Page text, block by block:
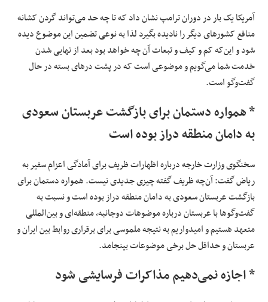
آمریکا یک بار در دوران ترامپ نشان داد که تا چه حد می‌تواند گردن کشانه
منافع کشورهای دیگر را نادیده بگیرد لذا به نوعی تضمین این موضوع دیده
شود و این‌که کم و کیف و تبعات آن چه خواهد بود بعد از نهایی شدن
خدمت شما می‌گویم و موضوعی است که در پشت درهای بسته در حال
گفت‌وگو است.
* همواره دستمان برای بازگشت عربستان سعودی
به دامان منطقه دراز بوده است
سخنگوی وزارت خارجه درباره اظهارات ظریف برای آمادگی اعزام سفیر به
ریاض گفت: آن‌چه ظریف گفته چیزی جدیدی نیست. همواره دستمان برای
بازگشت عربستان سعودی به دامان منطقه دراز بوده است و نسبت به
گفت‌وگوها با عربستان درباره موضوهات دوجانبه، منطقه‌ای و بین‌المللی
متعهد هستیم و امیدواریم به نتیجه‌ ملموسی برای برقراری روابط بین ایران و
عربستان و حداقل حل برخی موضوعات بینجامد.
* اجازه نمی‌دهیم مذاکرات فرسایشی شود